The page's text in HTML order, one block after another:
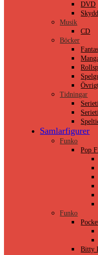
DVD
Musik
CD
Böcker
Tidningar
Samlarfigurer
Funko
Pop
Funko
Bitty